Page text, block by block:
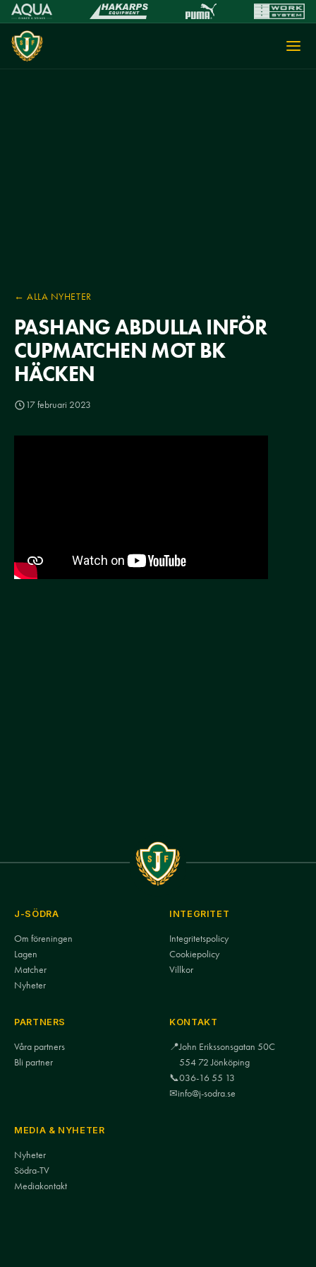
← ALLA NYHETER
PASHANG ABDULLA INFÖR
CUPMATCHEN MOT BK
HÄCKEN
17 februari 2023
J-SÖDRA
Om föreningen
Lagen
Matcher
Nyheter
INTEGRITET
Integritetspolicy
Cookiepolicy
Villkor
PARTNERS
Våra partners
Bli partner
KONTAKT
📍John Erikssonsgatan 50C
554 72 Jönköping
📞036-16 55 13
✉info@j-sodra.se
MEDIA & NYHETER
Nyheter
Södra-TV
Mediakontakt